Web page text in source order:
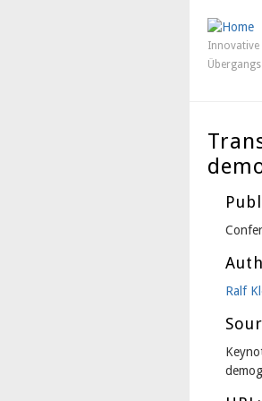
Innovative
Ralf